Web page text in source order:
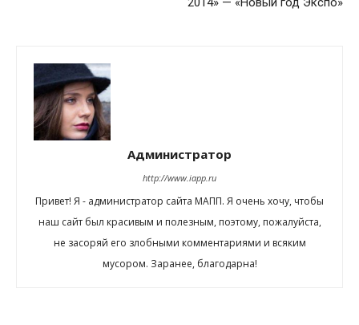
Администратор
http://www.iapp.ru
Привет! Я - администратор сайта МАПП. Я очень хочу, чтобы
наш сайт был красивым и полезным, поэтому, пожалуйста,
не засоряй его злобными комментариями и всяким
мусором. Заранее, благодарна!